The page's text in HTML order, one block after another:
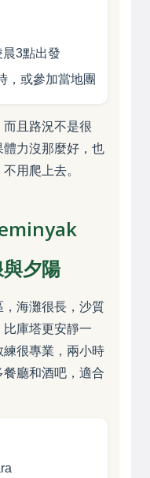
3點出發
，或參加當地團
且路況不是很
力沒那麼好，也
用爬上去。
夕陽
海灘很長，沙質
庫塔更安靜一
很專業，兩小時
廳和酒吧，適合